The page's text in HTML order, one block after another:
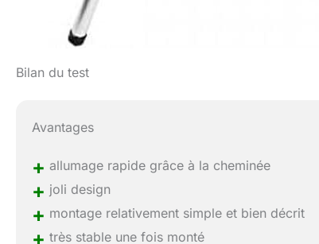
Bilan du test
Avantages
+ allumage rapide grâce à la cheminée
+ joli design
+ montage relativement simple et bien décrit
+ très stable une fois monté